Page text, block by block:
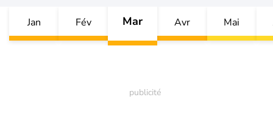
Jan Fév Mar Avr Mai